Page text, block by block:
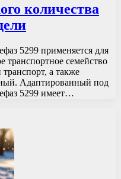
количества
5299 применяется для
транспортное семейство
транспорт, а также
Адаптированный под
5299 имеет…